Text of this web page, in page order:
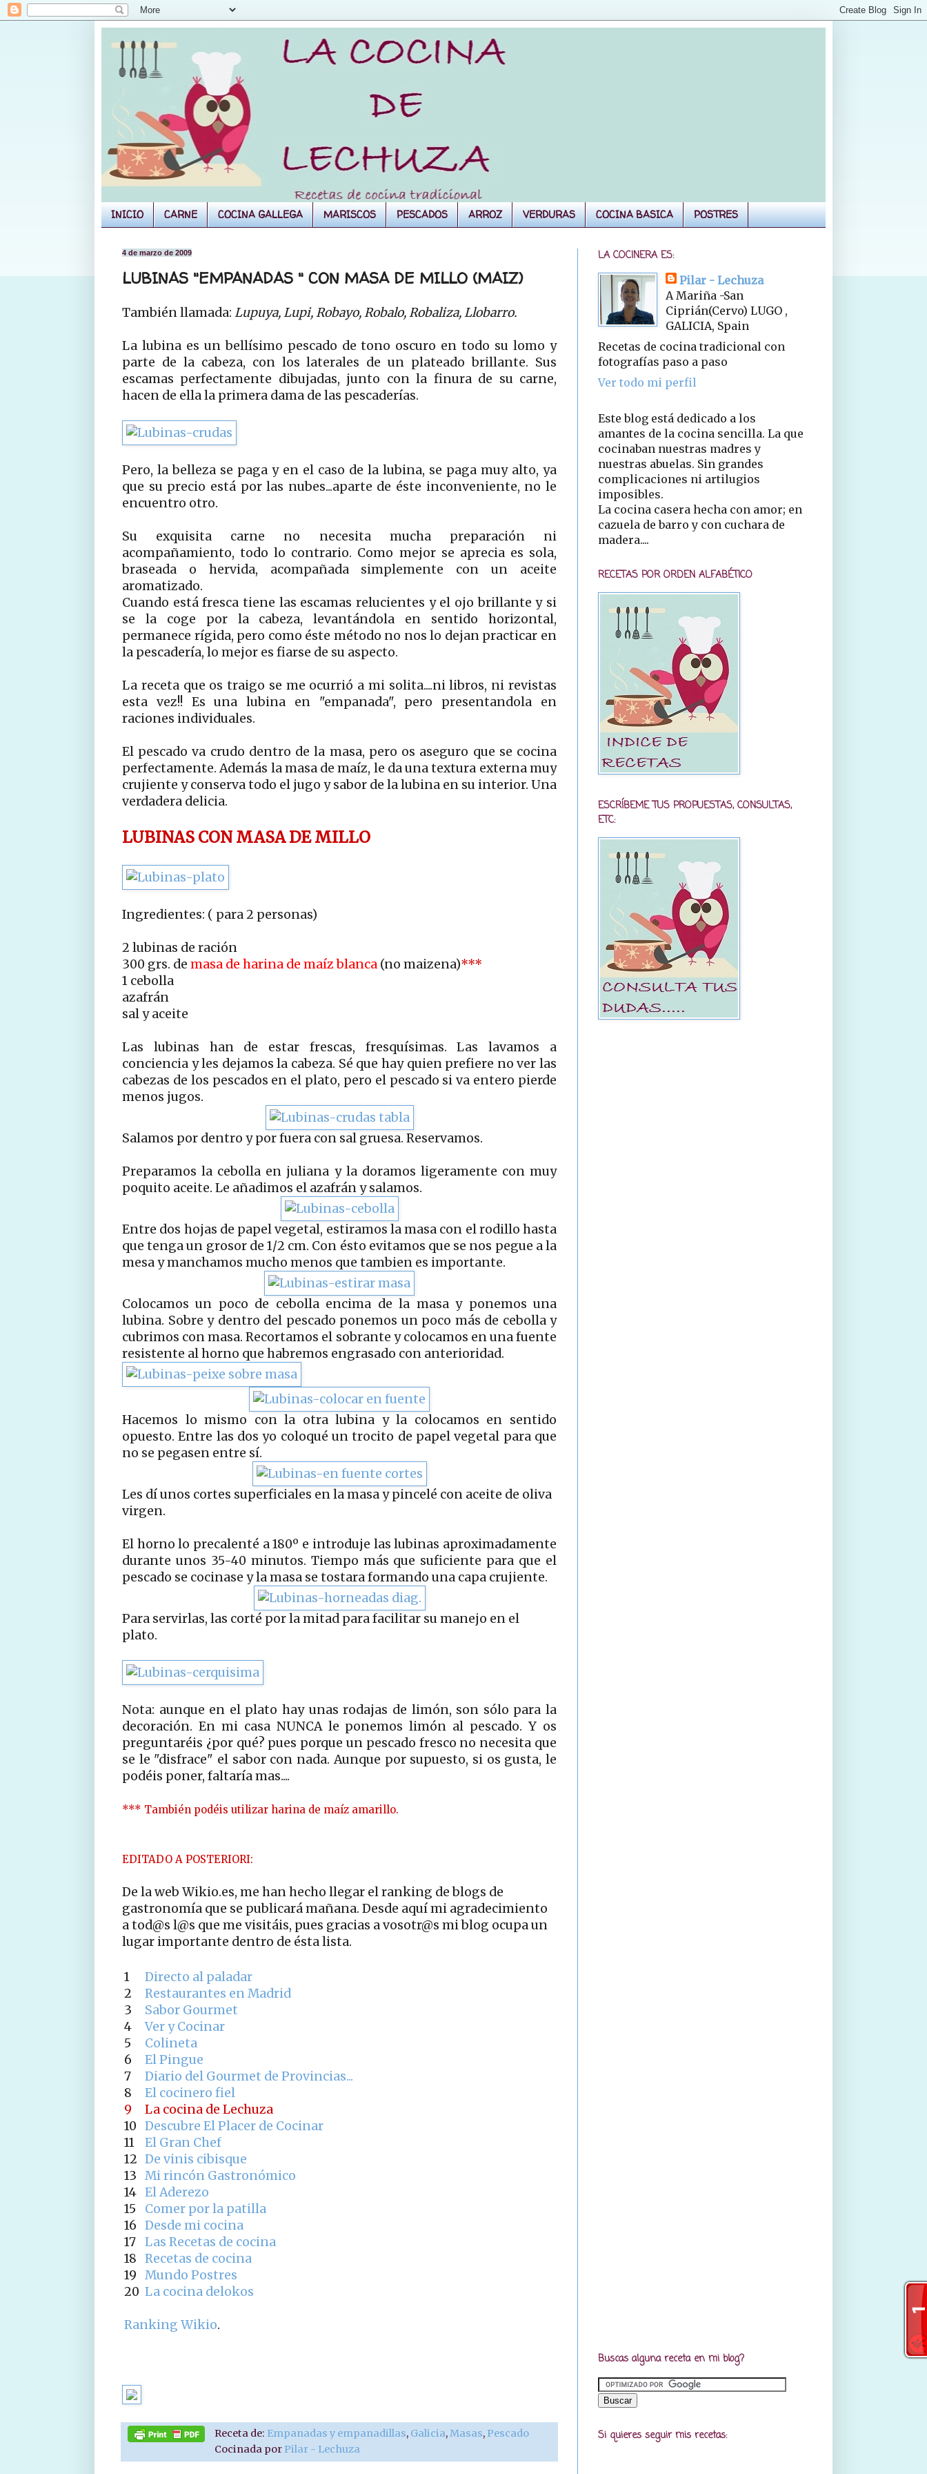
INICIO CARNE COCINA GALLEGA MARISCOS PESCADOS ARROZ VERDURAS COCINA BASICA POSTRES
4 de marzo de 2009
LUBINAS "EMPANADAS " CON MASA DE MILLO (MAIZ)
También llamada: Lupuya, Lupi, Robayo, Robalo, Robaliza, Llobarro.
La lubina es un bellísimo pescado de tono oscuro en todo su lomo y
parte de la cabeza, con los laterales de un plateado brillante. Sus
escamas perfectamente dibujadas, junto con la finura de su carne,
hacen de ella la primera dama de las pescaderías.
Pero, la belleza se paga y en el caso de la lubina, se paga muy alto, ya
que su precio está por las nubes...aparte de éste inconveniente, no le
encuentro otro.
Su exquisita carne no necesita mucha preparación ni
acompañamiento, todo lo contrario. Como mejor se aprecia es sola,
braseada o hervida, acompañada simplemente con un aceite
aromatizado.
Cuando está fresca tiene las escamas relucientes y el ojo brillante y si
se la coge por la cabeza, levantándola en sentido horizontal,
permanece rígida, pero como éste método no nos lo dejan practicar en
la pescadería, lo mejor es fiarse de su aspecto.
La receta que os traigo se me ocurrió a mi solita....ni libros, ni revistas
esta vez!! Es una lubina en "empanada", pero presentandola en
raciones individuales.
El pescado va crudo dentro de la masa, pero os aseguro que se cocina
perfectamente. Además la masa de maíz, le da una textura externa muy
crujiente y conserva todo el jugo y sabor de la lubina en su interior. Una
verdadera delicia.
LUBINAS CON MASA DE MILLO
Ingredientes: ( para 2 personas)
2 lubinas de ración
300 grs. de masa de harina de maíz blanca (no maizena)***
1 cebolla
azafrán
sal y aceite
Las lubinas han de estar frescas, fresquísimas. Las lavamos a
conciencia y les dejamos la cabeza. Sé que hay quien prefiere no ver las
cabezas de los pescados en el plato, pero el pescado si va entero pierde
menos jugos.
Salamos por dentro y por fuera con sal gruesa. Reservamos.
Preparamos la cebolla en juliana y la doramos ligeramente con muy
poquito aceite. Le añadimos el azafrán y salamos.
Entre dos hojas de papel vegetal, estiramos la masa con el rodillo hasta
que tenga un grosor de 1/2 cm. Con ésto evitamos que se nos pegue a la
mesa y manchamos mucho menos que tambien es importante.
Colocamos un poco de cebolla encima de la masa y ponemos una
lubina. Sobre y dentro del pescado ponemos un poco más de cebolla y
cubrimos con masa. Recortamos el sobrante y colocamos en una fuente
resistente al horno que habremos engrasado con anterioridad.
Hacemos lo mismo con la otra lubina y la colocamos en sentido
opuesto. Entre las dos yo coloqué un trocito de papel vegetal para que
no se pegasen entre sí.
Les dí unos cortes superficiales en la masa y pincelé con aceite de oliva
virgen.
El horno lo precalenté a 180º e introduje las lubinas aproximadamente
durante unos 35-40 minutos. Tiempo más que suficiente para que el
pescado se cocinase y la masa se tostara formando una capa crujiente.
Para servirlas, las corté por la mitad para facilitar su manejo en el
plato.
Nota: aunque en el plato hay unas rodajas de limón, son sólo para la
decoración. En mi casa NUNCA le ponemos limón al pescado. Y os
preguntaréis ¿por qué? pues porque un pescado fresco no necesita que
se le "disfrace" el sabor con nada. Aunque por supuesto, si os gusta, le
podéis poner, faltaría mas....
*** También podéis utilizar harina de maíz amarillo.
EDITADO A POSTERIORI:
De la web Wikio.es, me han hecho llegar el ranking de blogs de
gastronomía que se publicará mañana. Desde aquí mi agradecimiento
a tod@s l@s que me visitáis, pues gracias a vosotr@s mi blog ocupa un
lugar importante dentro de ésta lista.
1
Directo al paladar
2
Restaurantes en Madrid
3
Sabor Gourmet
4
Ver y Cocinar
5
Colineta
6
El Pingue
7
Diario del Gourmet de Provincias...
8
El cocinero fiel
9
La cocina de Lechuza
10 Descubre El Placer de Cocinar
11
El Gran Chef
12 De vinis cibisque
13 Mi rincón Gastronómico
14 El Aderezo
15
Comer por la patilla
16 Desde mi cocina
17 Las Recetas de cocina
18 Recetas de cocina
19 Mundo Postres
20 La cocina delokos
Ranking Wikio.
Receta de: Empanadas y empanadillas, Galicia,Masas, Pescado
Cocinada por Pilar - Lechuza
LA COCINERA ES:
Pilar - Lechuza
A Mariña -San
Ciprián(Cervo) LUGO ,
GALICIA, Spain
Recetas de cocina tradicional con
fotografías paso a paso
Ver todo mi perfil
Este blog está dedicado a los
amantes de la cocina sencilla. La que
cocinaban nuestras madres y
nuestras abuelas. Sin grandes
complicaciones ni artilugios
imposibles.
La cocina casera hecha con amor; en
cazuela de barro y con cuchara de
madera....
RECETAS POR ORDEN ALFABÉTICO
ESCRÍBEME TUS PROPUESTAS, CONSULTAS,
ETC:
Buscas alguna receta en mi blog?
Si quieres seguir mis recetas: